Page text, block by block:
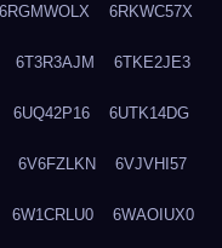
6RGMWOLX 6RKWC57X
6T3R3AJM 6TKE2JE3
6UQ42P16 6UTK14DG
6V6FZLKN 6VJVHI57
6W1CRLU0 6WAOIUX0